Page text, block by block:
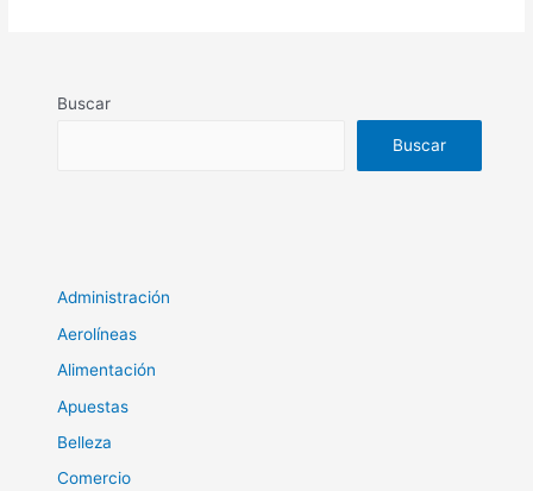
Buscar
Buscar
Administración
Aerolíneas
Alimentación
Apuestas
Belleza
Comercio